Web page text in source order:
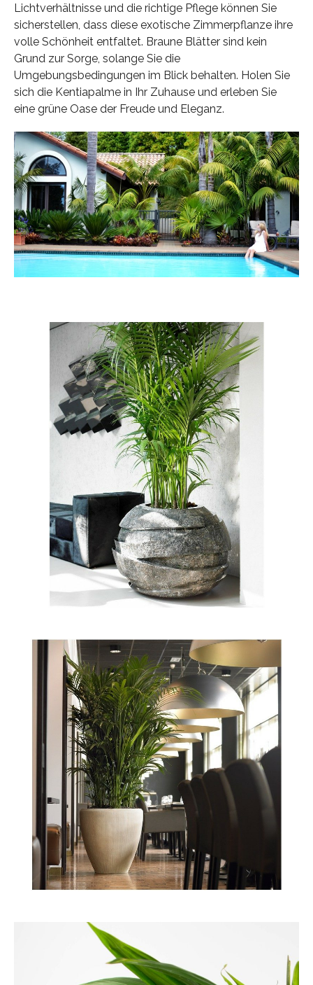
Lichtverhältnisse und die richtige Pflege können Sie
sicherstellen, dass diese exotische Zimmerpflanze ihre
volle Schönheit entfaltet. Braune Blätter sind kein
Grund zur Sorge, solange Sie die
Umgebungsbedingungen im Blick behalten. Holen Sie
sich die Kentiapalme in Ihr Zuhause und erleben Sie
eine grüne Oase der Freude und Eleganz.